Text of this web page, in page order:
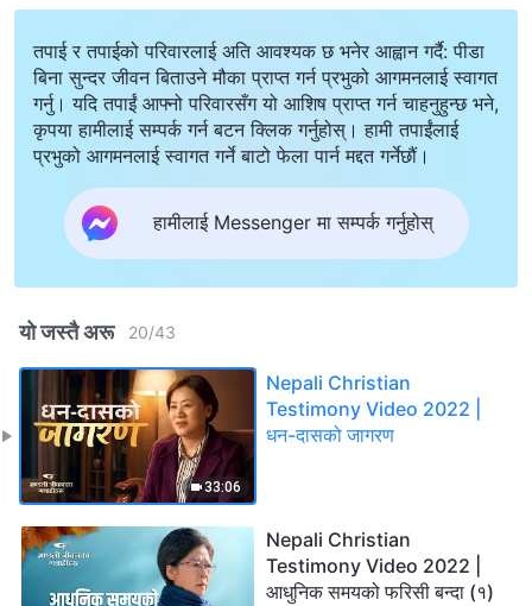
तपाई र तपाईको परिवारलाई अति आवश्यक छ भनेर आह्वान गर्दै: पीडा
बिना सुन्दर जीवन बिताउने मौका प्राप्त गर्न प्रभुको आगमनलाई स्वागत
गर्नु। यदि तपाईं आफ्नो परिवारसँग यो आशिष प्राप्त गर्न चाहनुहुन्छ भने,
कृपया हामीलाई सम्पर्क गर्न बटन क्लिक गर्नुहोस्। हामी तपाईंलाई
प्रभुको आगमनलाई स्वागत गर्ने बाटो फेला पार्न मद्दत गर्नेछौं।
हामीलाई Messenger मा सम्पर्क गर्नुहोस्
यो जस्तै अरू 20/43
33:06
Nepali Christian
Testimony Video 2022 |
धन-दासको जागरण
Nepali Christian
Testimony Video 2022 |
आधुनिक समयको फरिसी बन्दा (१)